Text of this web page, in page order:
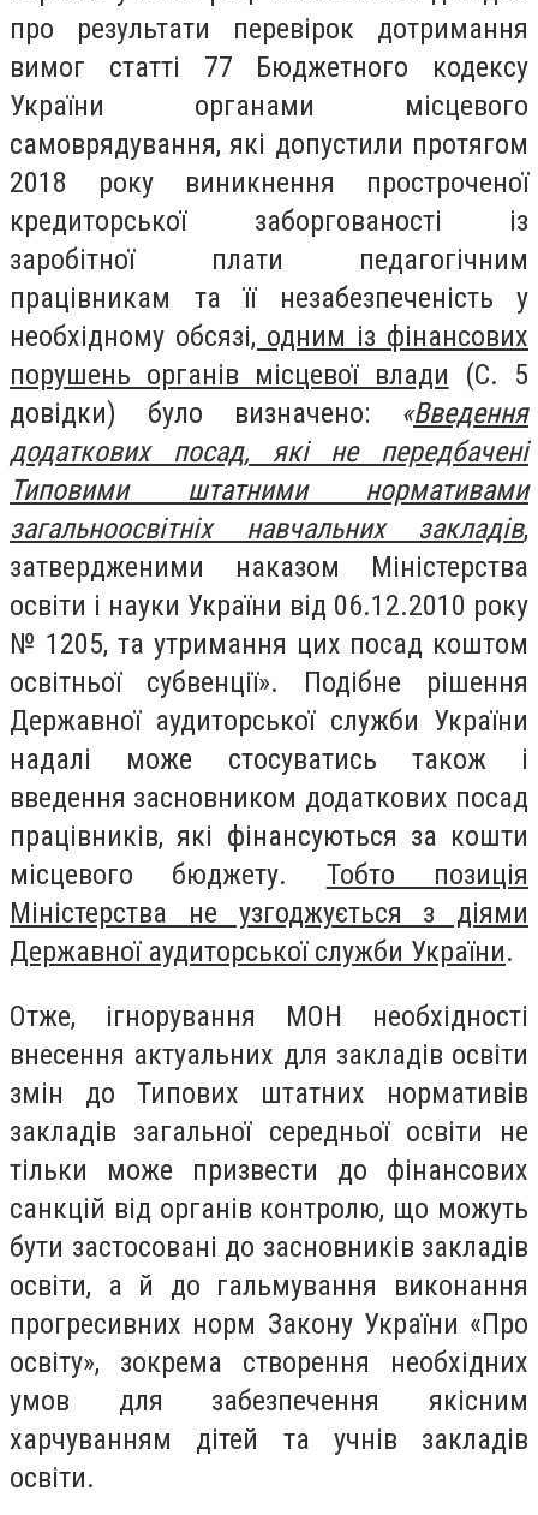
про результати перевірок дотримання
вимог статті 77 Бюджетного кодексу
України органами місцевого
самоврядування, які допустили протягом
2018 року виникнення простроченої
кредиторської заборгованості із
заробітної плати педагогічним
працівникам та її незабезпеченість у
необхідному обсязі, одним із фінансових
порушень органів місцевої влади (С. 5
довідки) було визначено: «Введення
додаткових посад, які не передбачені
Типовими штатними нормативами
загальноосвітніх навчальних закладів,
затвердженими наказом Міністерства
освіти і науки України від 06.12.2010 року
№ 1205, та утримання цих посад коштом
освітньої субвенції». Подібне рішення
Державної аудиторської служби України
надалі може стосуватись також і
введення засновником додаткових посад
працівників, які фінансуються за кошти
місцевого бюджету. Тобто позиція
Міністерства не узгоджується з діями
Державної аудиторської служби України.
Отже, ігнорування МОН необхідності
внесення актуальних для закладів освіти
змін до Типових штатних нормативів
закладів загальної середньої освіти не
тільки може призвести до фінансових
санкцій від органів контролю, що можуть
бути застосовані до засновників закладів
освіти, а й до гальмування виконання
прогресивних норм Закону України «Про
освіту», зокрема створення необхідних
умов для забезпечення якісним
харчуванням дітей та учнів закладів
освіти.